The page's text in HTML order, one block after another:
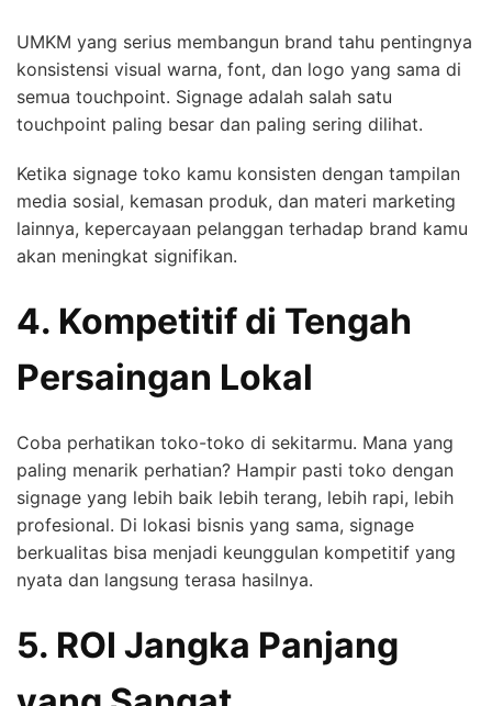
UMKM yang serius membangun brand tahu pentingnya
konsistensi visual warna, font, dan logo yang sama di
semua touchpoint. Signage adalah salah satu
touchpoint paling besar dan paling sering dilihat.
Ketika signage toko kamu konsisten dengan tampilan
media sosial, kemasan produk, dan materi marketing
lainnya, kepercayaan pelanggan terhadap brand kamu
akan meningkat signifikan.
4. Kompetitif di Tengah
Persaingan Lokal
Coba perhatikan toko-toko di sekitarmu. Mana yang
paling menarik perhatian? Hampir pasti toko dengan
signage yang lebih baik lebih terang, lebih rapi, lebih
profesional. Di lokasi bisnis yang sama, signage
berkualitas bisa menjadi keunggulan kompetitif yang
nyata dan langsung terasa hasilnya.
5. ROI Jangka Panjang